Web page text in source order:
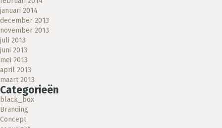
januari 2014
december 2013
november 2013
juli 2013
juni 2013
mei 2013
april 2013
maart 2013
Categorieën
black_box
Branding
Concept